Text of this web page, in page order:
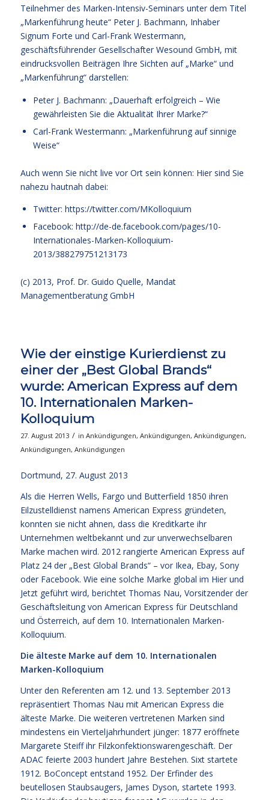
Teilnehmer des Marken-Intensiv-Seminars unter dem Titel
„Markenführung heute“ Peter J. Bachmann, Inhaber
Signum Forte und Carl-Frank Westermann,
geschäftsführender Gesellschafter Wesound GmbH, mit
eindrucksvollen Beiträgen Ihre Sichten auf „Marke“ und
„Markenführung“ darstellen:
Peter J. Bachmann: „Dauerhaft erfolgreich – Wie
gewährleisten Sie die Aktualität Ihrer Marke?“
Carl-Frank Westermann: „Markenführung auf sinnige
Weise“
Auch wenn Sie nicht live vor Ort sein können: Hier sind Sie
nahezu hautnah dabei:
Twitter: https://twitter.com/MKolloquium
Facebook: http://de-de.facebook.com/pages/10-
Internationales-Marken-Kolloquium-
2013/388279751213173
(c) 2013, Prof. Dr. Guido Quelle, Mandat
Managementberatung GmbH
Wie der einstige Kurierdienst zu
einer der „Best Global Brands“
wurde: American Express auf dem
10. Internationalen Marken-
Kolloquium
27. August 2013 / in Ankündigungen, Ankündigungen, Ankündigungen,
Ankündigungen, Ankündigungen
Dortmund, 27. August 2013
Als die Herren Wells, Fargo und Butterfield 1850 ihren
Eilzustelldienst namens American Express gründeten,
konnten sie nicht ahnen, dass die Kreditkarte ihr
Unternehmen weltbekannt und zur unverwechselbaren
Marke machen wird. 2012 rangierte American Express auf
Platz 24 der „Best Global Brands“ – vor Ikea, Ebay, Sony
oder Facebook. Wie eine solche Marke global im Hier und
Jetzt geführt wird, berichtet Thomas Nau, Vorsitzender der
Geschäftsleitung von American Express für Deutschland
und Österreich, auf dem 10. Internationalen Marken-
Kolloquium.
Die älteste Marke auf dem 10. Internationalen
Marken-Kolloquium
Unter den Referenten am 12. und 13. September 2013
repräsentiert Thomas Nau mit American Express die
älteste Marke. Die weiteren vertretenen Marken sind
mindestens ein Vierteljahrhundert jünger: 1877 eröffnete
Margarete Steiff ihr Filzkonfektionswarengeschäft. Der
ADAC feierte 2003 hundert Jahre Bestehen. Sixt startete
1912. BoConcept entstand 1952. Der Erfinder des
beutellosen Staubsaugers, James Dyson, startete 1993.